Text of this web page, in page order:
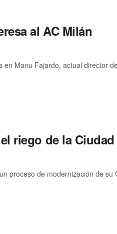
al AC Milán
en Manu Fajardo, actual director
riego de la
proceso de modernización de